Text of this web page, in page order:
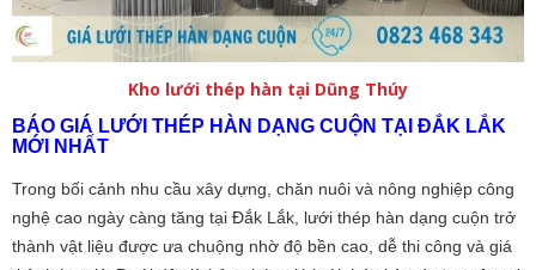
Kho lưới thép hàn tại Dũng Thúy
BÁO GIÁ LƯỚI THÉP HÀN DẠNG CUỘN TẠI ĐẮK LẮK
MỚI NHẤT
Trong bối cảnh nhu cầu xây dựng, chăn nuôi và nông nghiệp công
nghệ cao ngày càng tăng tại Đắk Lắk, lưới thép hàn dạng cuộn trở
thành vật liệu được ưa chuộng nhờ độ bền cao, dễ thi công và giá